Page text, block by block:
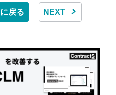
戻る NEXT